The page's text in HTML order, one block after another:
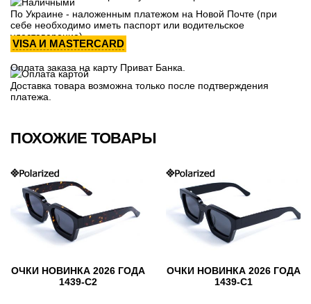
По Украине - наложенным платежом на Новой Почте (при
себе необходимо иметь паспорт или водительское
удостоверение)
VISA И MASTERCARD
Оплата заказа на карту Приват Банка.
Доставка товара возможна только после подтверждения
платежа.
ПОХОЖИЕ ТОВАРЫ
ОЧКИ НОВИНКА 2026 ГОДА
1439-C2
ОЧКИ НОВИНКА 2026 ГОДА
1439-C1